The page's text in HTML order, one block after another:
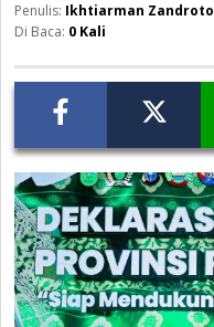
Ikhtiarman Zandroto
Di Baca: 0 Kali